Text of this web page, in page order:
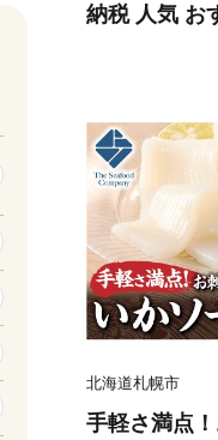
納税 人気 お
たこ タコ足
甘み 食感
北海道札幌市
手軽さ満点